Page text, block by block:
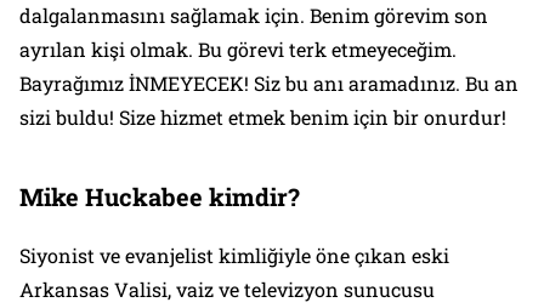
dalgalanmasını sağlamak için. Benim görevim son
ayrılan kişi olmak. Bu görevi terk etmeyeceğim.
Bayrağımız İNMEYECEK! Siz bu anı aramadınız. Bu an
sizi buldu! Size hizmet etmek benim için bir onurdur!
Mike Huckabee kimdir?
Siyonist ve evanjelist kimliğiyle öne çıkan eski
Arkansas Valisi, vaiz ve televizyon sunucusu